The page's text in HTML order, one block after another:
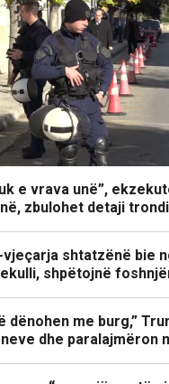
e vrava unë”,
zbulohet detaji
vjeçarja shtatzënë bie
shpëtojnë
dënohen me burg,”
dhe paralajmëron